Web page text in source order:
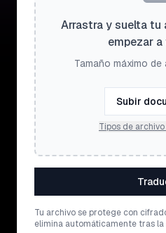
Arrastra y suelta tu
empezar
Tamaño máximo
Subir
Tipos de
Tu archivo se protege con
elimina automáticamente tras